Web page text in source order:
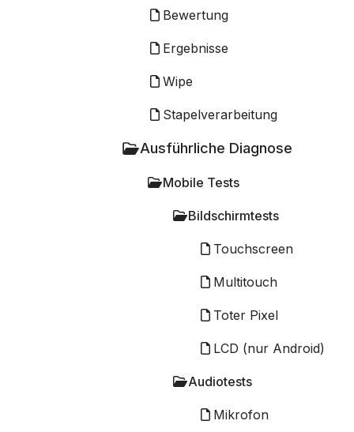
Bewertung
Ergebnisse
Wipe
Stapelverarbeitung
Ausführliche Diagnose
Mobile Tests
Bildschirmtests
Touchscreen
Multitouch
Toter Pixel
LCD (nur Android)
Audiotests
Mikrofon